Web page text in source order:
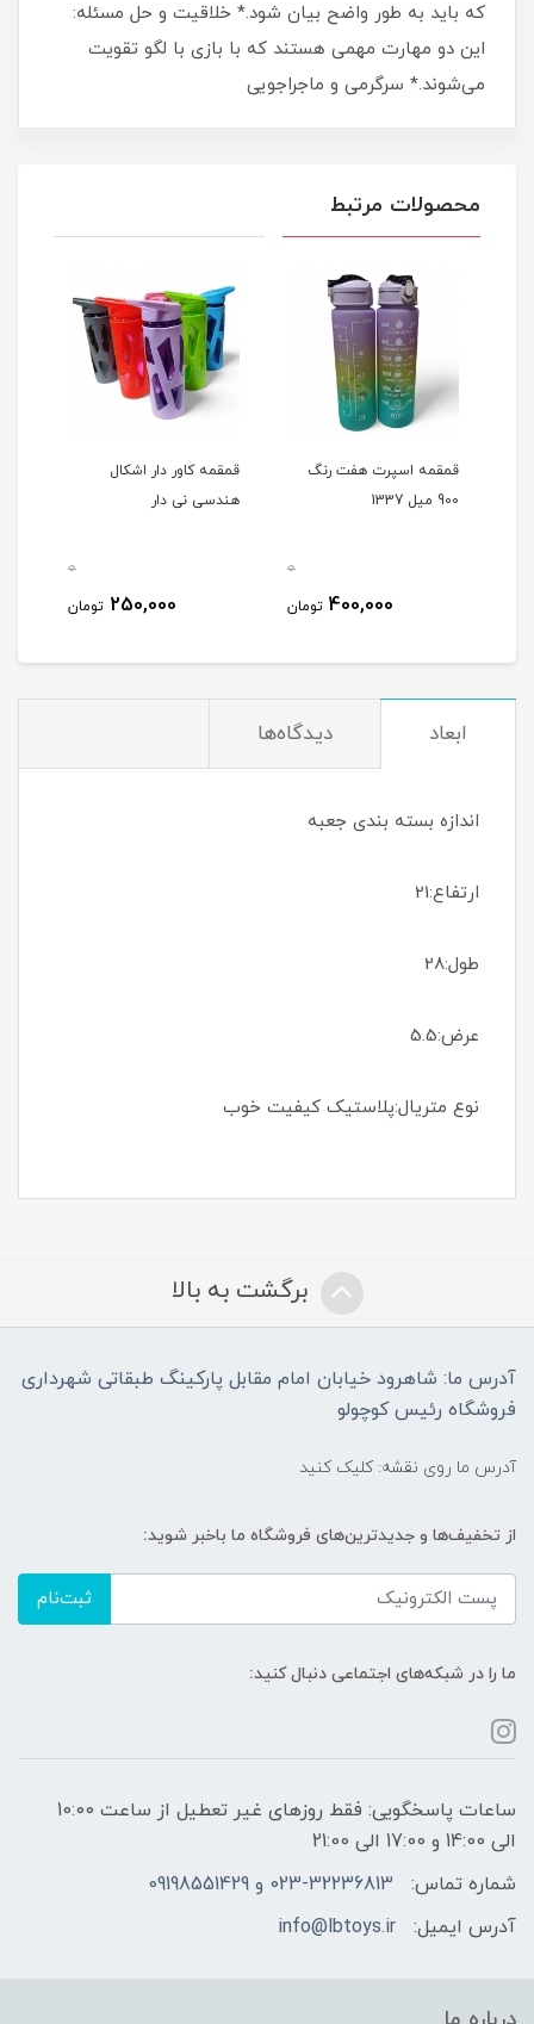
که باید به طور واضح بیان شود.* خلاقیت و حل مسئله:
این دو مهارت مهمی هستند که با بازی با لگو تقویت
می‌شوند.* سرگرمی و ماجراجویی
محصولات مرتبط
قمقمه اسپرت هفت رنگ
900 میل 1337
0
400,000 تومان
قمقمه کاور دار اشکال
هندسی نی دار
0
250,000 تومان
ابعاد دیدگاه‌ها
اندازه بسته بندی جعبه
ارتفاع:21
طول:28
عرض:5.5
نوع متریال:پلاستیک کیفیت خوب
برگشت به بالا
آدرس ما: شاهرود خیابان امام مقابل پارکینگ طبقاتی شهرداری
فروشگاه رئیس کوچولو
آدرس ما روی نقشه: کلیک کنید
از تخفیف‌ها و جدیدترین‌های فروشگاه ما باخبر شوید:
ثبت‌نام
ما را در شبکه‌های اجتماعی دنبال کنید:
ساعات پاسخگویی: فقط روزهای غیر تعطیل از ساعت 10:00
الی 14:00 و 17:00 الی 21:00
شماره تماس:
023-32236813 و 09198551429
آدرس ایمیل:
info@lbtoys.ir